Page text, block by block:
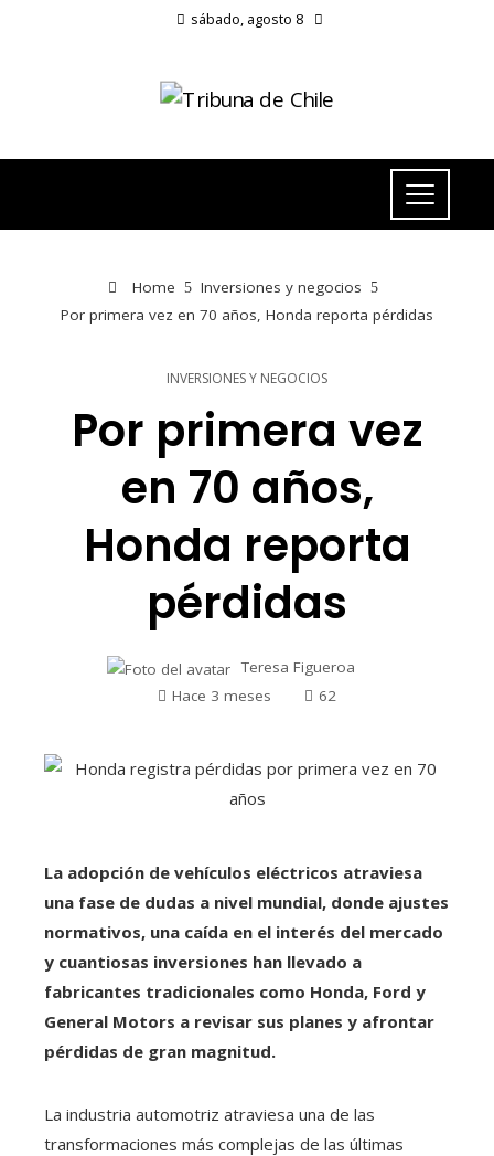
sábado, agosto 8
Home
Inversiones y negocios
Por primera vez en 70 años, Honda reporta pérdidas
INVERSIONES Y NEGOCIOS
Por primera vez
en 70 años,
Honda reporta
pérdidas
Teresa Figueroa
Hace 3 meses
62
La adopción de vehículos eléctricos atraviesa
una fase de dudas a nivel mundial, donde ajustes
normativos, una caída en el interés del mercado
y cuantiosas inversiones han llevado a
fabricantes tradicionales como Honda, Ford y
General Motors a revisar sus planes y afrontar
pérdidas de gran magnitud.
La industria automotriz atraviesa una de las
transformaciones más complejas de las últimas